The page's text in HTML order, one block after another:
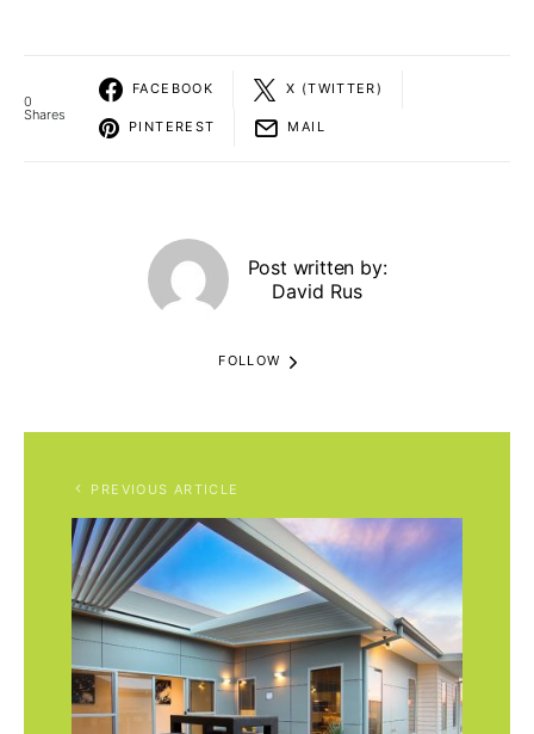
0
Shares
FACEBOOK X (TWITTER)
PINTEREST MAIL
Post written by:
David Rus
FOLLOW
PREVIOUS ARTICLE